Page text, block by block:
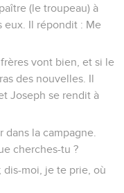
(le troupeau) à
eux. Il répondit : Me
vont bien, et si le
des nouvelles. Il
Joseph se rendit à
dans la campagne.
cherches-tu ?
dis-moi, je te prie, où